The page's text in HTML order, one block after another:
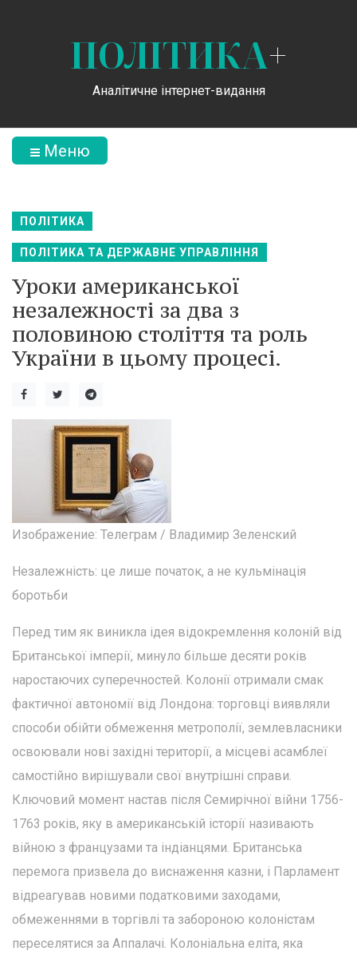
ПОЛІТИКА+
Аналітичне інтернет-видання
Меню
ПОЛІТИКА
ПОЛІТИКА ТА ДЕРЖАВНЕ УПРАВЛІННЯ
Уроки американської
незалежності за два з
половиною століття та роль
України в цьому процесі.
Изображение: Телеграм / Владимир Зеленский
Незалежність: це лише початок, а не кульмінація
боротьби
Перед тим як виникла ідея відокремлення колоній від
Британської імперії, минуло більше десяти років
наростаючих суперечностей. Колонії отримали смак
фактичної автономії від Лондона: торговці виявляли
способи обійти обмеження метрополії, землевласники
освоювали нові західні території, а місцеві асамблеї
самостійно вирішували свої внутрішні справи.
Ключовий момент настав після Семирічної війни 1756-
1763 років, яку в американській історії називають
війною з французами та індіанцями. Британська
перемога призвела до виснаження казни, і Парламент
відреагував новими податковими заходами,
обмеженнями в торгівлі та забороною колоністам
переселятися за Аппалачі. Колоніальна еліта, яка